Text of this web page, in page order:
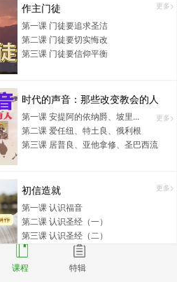
作主门徒 更多>
第一课 门徒要追求圣洁
第二课 门徒要切实悔改
第三课 门徒要信仰平衡
时代的声音：那些改变教会的人
更多>
第一课 安提阿的依纳爵、坡里...
第二课 爱任纽、特土良、俄利根
第三课 居普良、亚他拿修、圣巴西流
初信造就 更多>
第一课 认识福音
第二课 认识圣经（一）
第三课 认识圣经（二）
课程 特辑